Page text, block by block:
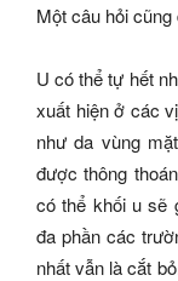
Một câu hỏi
U có thể tự hết
xuất hiện ở các
như da vùng
được thông
có thể khối u sẽ
đa phần các
nhất vẫn là cắt